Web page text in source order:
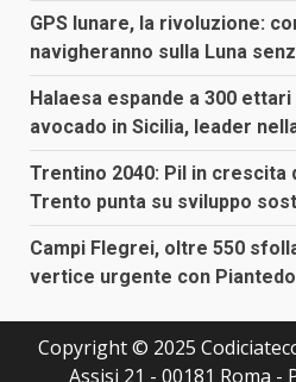
GPS lunare, la rivoluzione:
navigheranno sulla Luna
Halaesa espande a 300
avocado in Sicilia, leader
Trentino 2040: Pil in crescita
Trento punta su sviluppo
Campi Flegrei, oltre 550
vertice urgente con
Copyright © 2025
Assisi 21 - 00181 Roma -